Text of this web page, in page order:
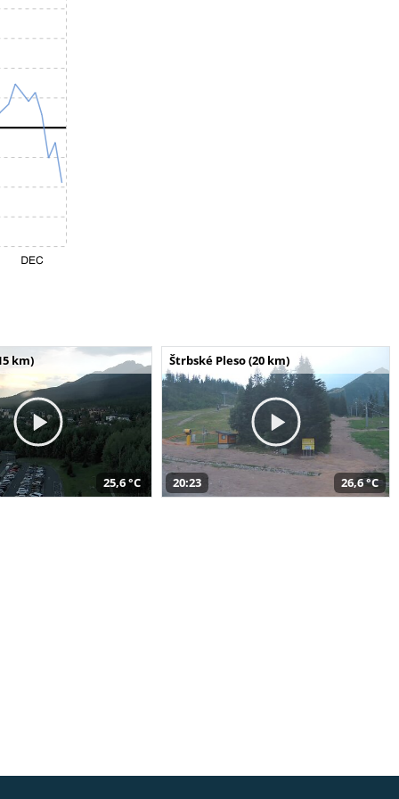
km)
25,6 °C
Štrbské Pleso (20 km)
20:23 26,6 °C